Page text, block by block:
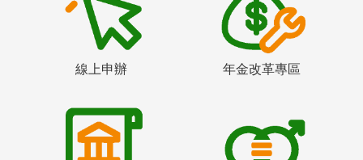
線上申辦 年金改革專區